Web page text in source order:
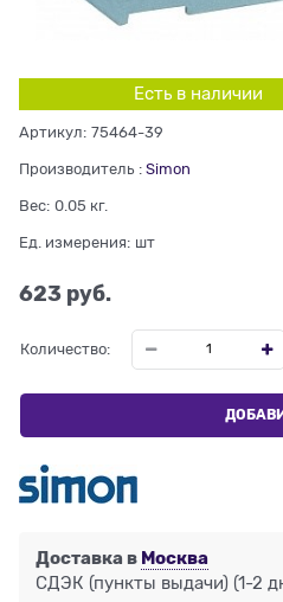
Есть в наличии
Артикул: 75464-39
Производитель : Simon
Вес: 0.05 кг.
Ед. измерения: шт
623 руб.
Количество:
Доставка в Москва
СДЭК (пункты выдачи) (1-2